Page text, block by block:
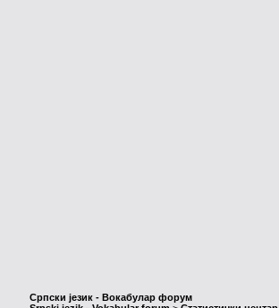
Српски језик - Вокабулар форум